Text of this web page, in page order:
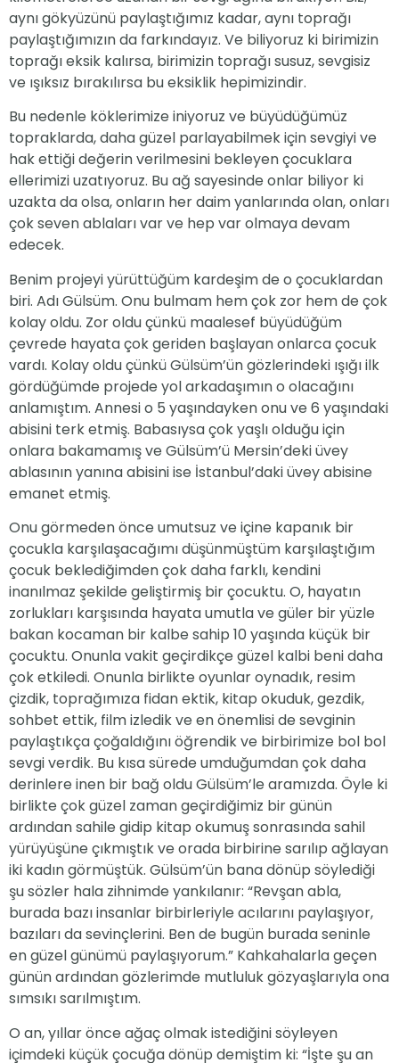
aynı gökyüzünü paylaştığımız kadar, aynı toprağı
paylaştığımızın da farkındayız. Ve biliyoruz ki birimizin
toprağı eksik kalırsa, birimizin toprağı susuz, sevgisiz
ve ışıksız bırakılırsa bu eksiklik hepimizindir.
Bu nedenle köklerimize iniyoruz ve büyüdüğümüz
topraklarda, daha güzel parlayabilmek için sevgiyi ve
hak ettiği değerin verilmesini bekleyen çocuklara
ellerimizi uzatıyoruz. Bu ağ sayesinde onlar biliyor ki
uzakta da olsa, onların her daim yanlarında olan, onları
çok seven ablaları var ve hep var olmaya devam
edecek.
Benim projeyi yürüttüğüm kardeşim de o çocuklardan
biri. Adı Gülsüm. Onu bulmam hem çok zor hem de çok
kolay oldu. Zor oldu çünkü maalesef büyüdüğüm
çevrede hayata çok geriden başlayan onlarca çocuk
vardı. Kolay oldu çünkü Gülsüm’ün gözlerindeki ışığı ilk
gördüğümde projede yol arkadaşımın o olacağını
anlamıştım. Annesi o 5 yaşındayken onu ve 6 yaşındaki
abisini terk etmiş. Babasıysa çok yaşlı olduğu için
onlara bakamamış ve Gülsüm’ü Mersin’deki üvey
ablasının yanına abisini ise İstanbul’daki üvey abisine
emanet etmiş.
Onu görmeden önce umutsuz ve içine kapanık bir
çocukla karşılaşacağımı düşünmüştüm karşılaştığım
çocuk beklediğimden çok daha farklı, kendini
inanılmaz şekilde geliştirmiş bir çocuktu. O, hayatın
zorlukları karşısında hayata umutla ve güler bir yüzle
bakan kocaman bir kalbe sahip 10 yaşında küçük bir
çocuktu. Onunla vakit geçirdikçe güzel kalbi beni daha
çok etkiledi. Onunla birlikte oyunlar oynadık, resim
çizdik, toprağımıza fidan ektik, kitap okuduk, gezdik,
sohbet ettik, film izledik ve en önemlisi de sevginin
paylaştıkça çoğaldığını öğrendik ve birbirimize bol bol
sevgi verdik. Bu kısa sürede umduğumdan çok daha
derinlere inen bir bağ oldu Gülsüm’le aramızda. Öyle ki
birlikte çok güzel zaman geçirdiğimiz bir günün
ardından sahile gidip kitap okumuş sonrasında sahil
yürüyüşüne çıkmıştık ve orada birbirine sarılıp ağlayan
iki kadın görmüştük. Gülsüm’ün bana dönüp söylediği
şu sözler hala zihnimde yankılanır: “Revşan abla,
burada bazı insanlar birbirleriyle acılarını paylaşıyor,
bazıları da sevinçlerini. Ben de bugün burada seninle
en güzel günümü paylaşıyorum.” Kahkahalarla geçen
günün ardından gözlerimde mutluluk gözyaşlarıyla ona
sımsıkı sarılmıştım.
O an, yıllar önce ağaç olmak istediğini söyleyen
içimdeki küçük çocuğa dönüp demiştim ki: “İşte şu an